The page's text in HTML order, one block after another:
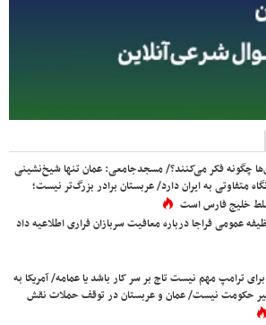
چگونه فکر می‌کنند؟/ مسجدجامعی: عمان تنها شیخ‌نشینی
متفاوتی به ایران دارد/ عربستان برادر بزرگ‌تر نیست؛
خلیج فارس است
عمومی فراجا درباره معافیت سربازان فراری اطلاعیه داد
برای ترامپ مهم نیست تاج بر سر کار باشد یا عمامه/ آمریکا به
حکومت نیست/ عمان و عربستان در توقف حملات نقش